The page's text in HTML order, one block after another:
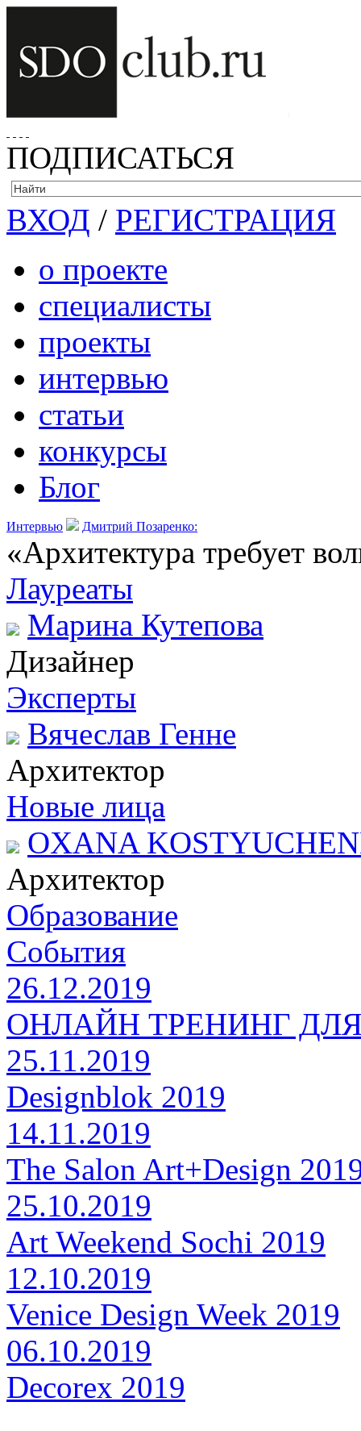
ПОДПИСАТЬСЯ
ВХОД / РЕГИСТРАЦИЯ
о проекте
специалисты
проекты
интервью
статьи
конкурсы
Блог
Интервью Дмитрий Позаренко:
«Архитектура требует
Лауреаты
Марина Кутепова
Дизайнер
Эксперты
Вячеслав Генне
Архитектор
Новые лица
OXANA
Архитектор
Образование
События
26.12.2019
ОНЛАЙН ТРЕНИНГ
25.11.2019
Designblok 2019
14.11.2019
The Salon Art+Design
25.10.2019
Art Weekend Sochi 2019
12.10.2019
Venice Design Week 2019
06.10.2019
Decorex 2019